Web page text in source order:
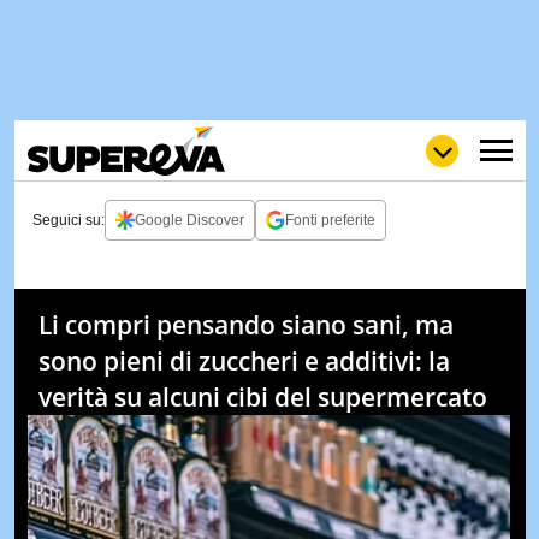
WOW
POP
NEWS
VIDEO
& TV
QUIZ
Seguici su: Google Discover Fonti preferite
Li compri pensando siano sani, ma
sono pieni di zuccheri e additivi: la
verità su alcuni cibi del supermercato